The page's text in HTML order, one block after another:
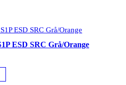
ESD SRC Grå/Orange